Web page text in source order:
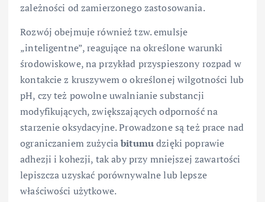
zależności od zamierzonego zastosowania.
Rozwój obejmuje również tzw. emulsje
„inteligentne”, reagujące na określone warunki
środowiskowe, na przykład przyspieszony rozpad w
kontakcie z kruszywem o określonej wilgotności lub
pH, czy też powolne uwalnianie substancji
modyfikujących, zwiększających odporność na
starzenie oksydacyjne. Prowadzone są też prace nad
ograniczaniem zużyciabitumudzięki poprawie
adhezji i kohezji, tak aby przy mniejszej zawartości
lepiszcza uzyskać porównywalne lub lepsze
właściwości użytkowe.